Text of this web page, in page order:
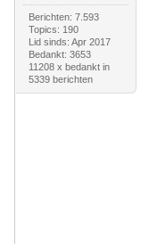
Berichten: 7.593
Topics: 190
Lid sinds: Apr 2017
Bedankt: 3653
11208 x bedankt in
5339 berichten